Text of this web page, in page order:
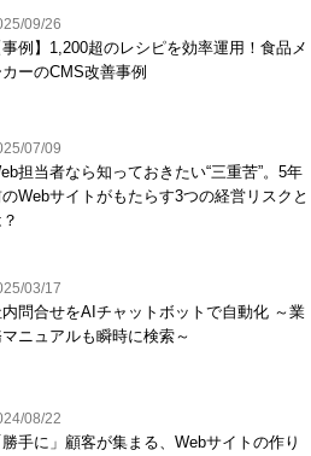
09/26
事例】1,200超のレシピを効率運用！食品メ
カーのCMS改善事例
07/09
担当者なら知っておきたい“三重苦”。5年
Webサイトがもたらす3つの経営リスクと
03/17
問合せをAIチャットボットで自動化 ～業
ニュアルも瞬時に検索～
08/22
勝手に」顧客が集まる、Webサイトの作り